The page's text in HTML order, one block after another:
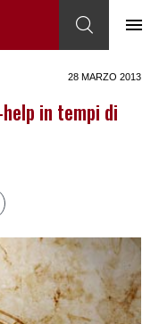
28 MARZO 2013
in tempi di